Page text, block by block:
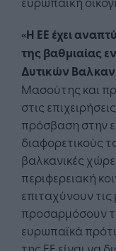
«Η ΕΕ έχει
της βαθμιαίας
Δυτικών
Μασούτης και
στις
πρόσβαση στην
διαφορετικούς
βαλκανικές
περιφερειακή
επιταχύνουν
προσαρμόσουν
ευρωπαϊκά